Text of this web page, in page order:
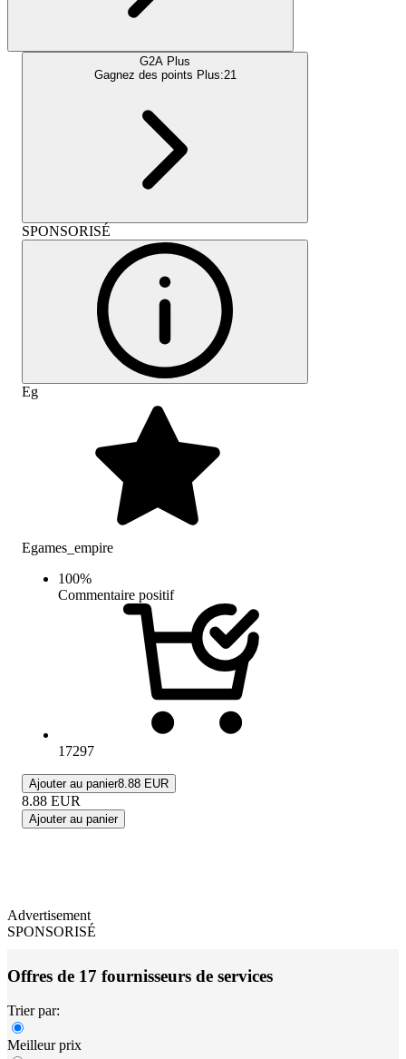
G2A Plus
Gagnez des points Plus:21
SPONSORISÉ
Eg
Egames_empire
100%
Commentaire positif
17297
Ajouter au panier8.88 EUR
8.88 EUR
Ajouter au panier
Advertisement
SPONSORISÉ
Offres de 17 fournisseurs de services
Trier par:
Meilleur prix